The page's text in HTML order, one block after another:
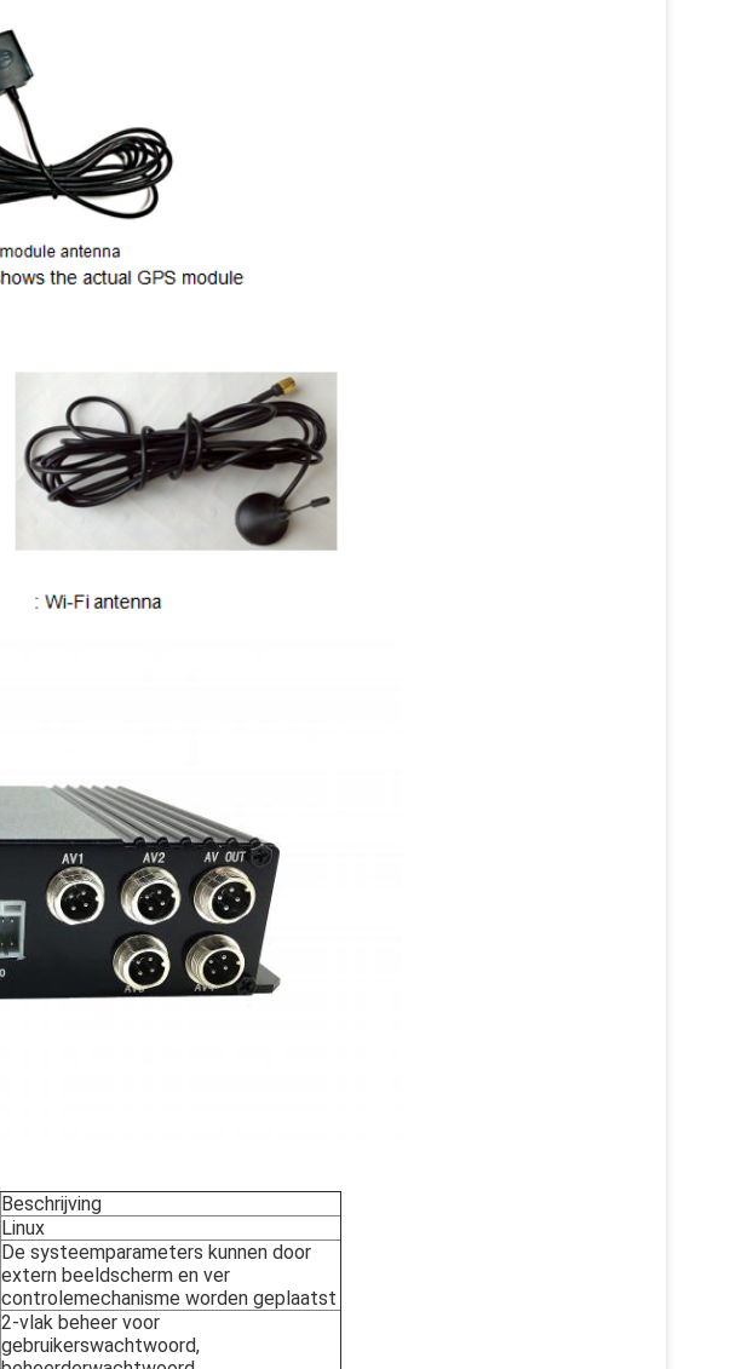
Beschrijving
Linux
De systeemparameters kunnen door
extern beeldscherm en ver
controlemechanisme worden geplaatst
2-vlak beheer voor
gebruikerswachtwoord,